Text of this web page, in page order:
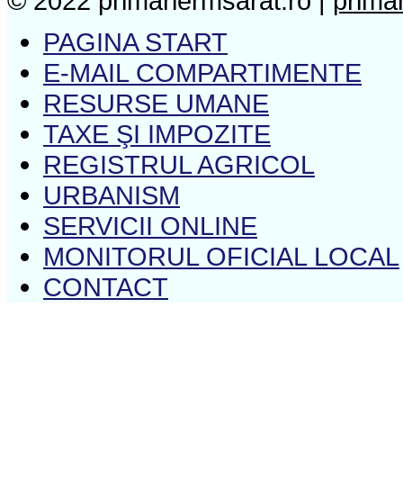
PAGINA START
E-MAIL COMPARTIMENTE
RESURSE UMANE
TAXE ŞI IMPOZITE
REGISTRUL AGRICOL
URBANISM
SERVICII ONLINE
MONITORUL OFICIAL LOCAL
CONTACT